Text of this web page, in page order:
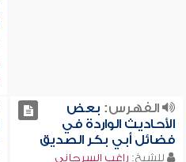
الفهرس: بعض
الأحاديث الواردة في
فضائل أبي بكر الصديق
للشيخ: راغب السرجاني